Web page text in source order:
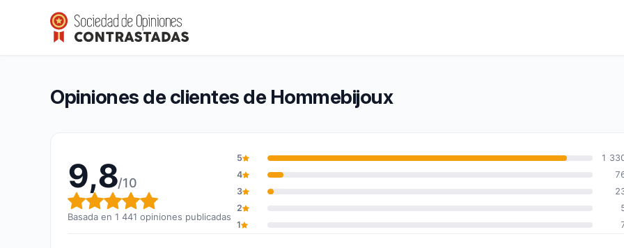
Hommebijoux
Calificación global: 9,8 de 10
9,8/10(1 441 opiniones)
Opiniones de clientes de Hommebijoux
9,8/10
Calificación global: 9,8 de 10
Basada en 1 441 opiniones publicadas
5
1
4
3
2
1